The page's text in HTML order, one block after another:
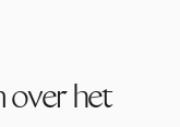
over het